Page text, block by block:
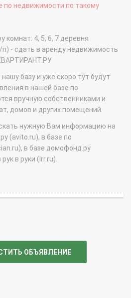
по недвижимости по такому
комнат: 4, 5, 6, 7 деревня
- сдать в аренду недвижимость
базу и уже скоро тут будут
в нашей базе по
вручную собственниками и
домов и других помещений.
нужную Вам информацию на
(avito.ru), в базе по
в базе домофонд.ру
в руки (irr.ru).
ОБЪЯВЛЕНИЕ